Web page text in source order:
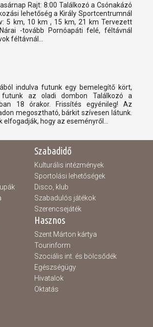
Rajt: 8:00 Találkozó a Csónakázó
lehetőség a Király Sportcentrumnál
5 km, 10 km , 15 km, 21 km Tervezett
-tovább Pornóapáti felé, féltávnál
féltávnál...
indulva futunk egy bemelegítő kört,
az oladi dombon Találkozó a
18 órakor. Frissítés egyénileg! Az
megosztható, bárkit szívesen látunk.
hogy az eseményről...
Szabadidő
Kulturális intézmények
Sportolási lehetőségek
Disco, klub
Szabadulós játékok
Szerencsejáték
Hasznos
Szent Márton kártya
Tourinform
Szociális int. és bölcsődék
Egészségügy
Hivatalok
Oktatás